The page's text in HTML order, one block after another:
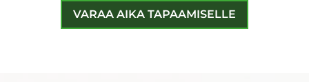
VARAA AIKA TAPAAMISELLE